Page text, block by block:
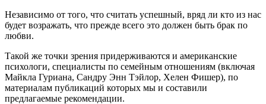
Независимо от того, что считать успешный, вряд ли кто из нас
будет возражать, что прежде всего это должен быть брак по
любви.
Такой же точки зрения придерживаются и американские
психологи, специалисты по семейным отношениям (включая
Майкла Гуриана, Сандру Энн Тэйлор, Хелен Фишер), по
материалам публикаций которых мы и составили
предлагаемые рекомендации.